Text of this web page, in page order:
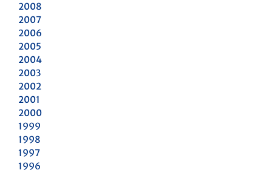
2008
2007
2006
2005
2004
2003
2002
2001
2000
1999
1998
1997
1996